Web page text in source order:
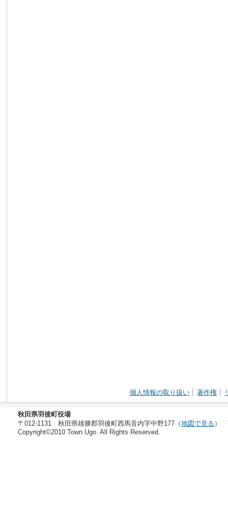
個人情報の取り扱い 著作権
秋田県羽後町役場
〒012-1131 秋田県雄勝郡羽後町西馬音内字中野177（地図で見る ）
Copyright©2010 Town Ugo. All Rights Reserved.